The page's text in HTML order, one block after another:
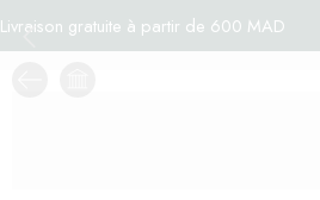
Livraison gratuite à partir de 600 MAD